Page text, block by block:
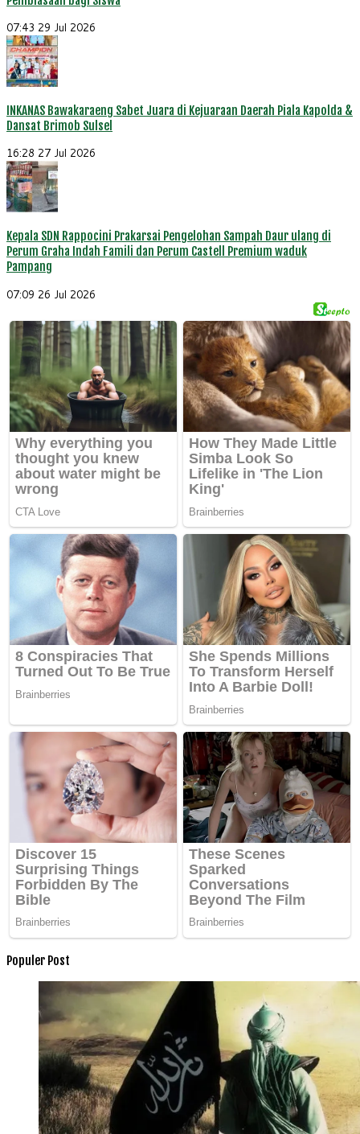
07:43 29 Jul 2026
INKANAS Bawakaraeng Sabet Juara di Kejuaraan Daerah Piala Kapolda &
Dansat Brimob Sulsel
16:28 27 Jul 2026
Kepala SDN Rappocini Prakarsai Pengelohan Sampah Daur ulang di
Perum Graha Indah Famili dan Perum Castell Premium waduk
Pampang
07:09 26 Jul 2026
Populer Post